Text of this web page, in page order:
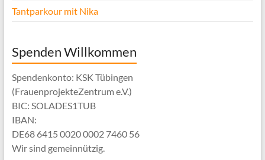
Tantparkour mit Nika
Spenden Willkommen
Spendenkonto: KSK Tübingen
(FrauenprojekteZentrum e.V.)
BIC: SOLADES1TUB
IBAN:
DE68 6415 0020 0002 7460 56
Wir sind gemeinnützig.